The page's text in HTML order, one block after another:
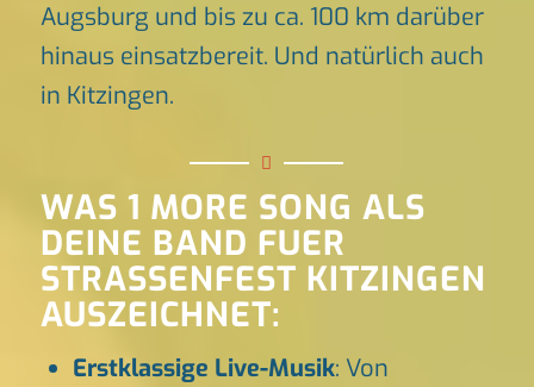
Augsburg und bis zu ca. 100 km darüber
hinaus einsatzbereit. Und natürlich auch
in Kitzingen.
WAS 1 MORE SONG ALS
DEINE BAND FUER
STRASSENFEST KITZINGEN
AUSZEICHNET:
Erstklassige Live-Musik: Von